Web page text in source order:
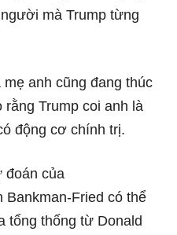
mà Trump từng
anh cũng đang thúc
rằng Trump coi anh là
động cơ chính trị.
đoán của
Bankman-Fried có thể
tổng thống từ Donald